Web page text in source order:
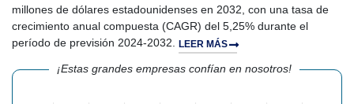
millones de dólares estadounidenses en 2032, con una tasa de
crecimiento anual compuesta (CAGR) del 5,25% durante el
período de previsión 2024-2032. LEER MÁS
¡Estas grandes empresas confían en nosotros!